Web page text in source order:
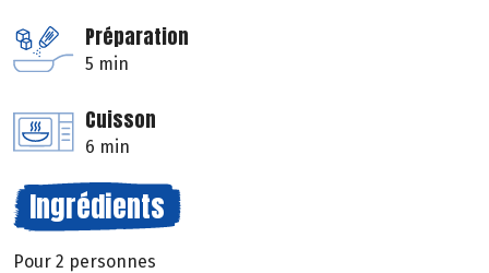
Préparation
5 min
Cuisson
6 min
Ingrédients
Pour 2 personnes